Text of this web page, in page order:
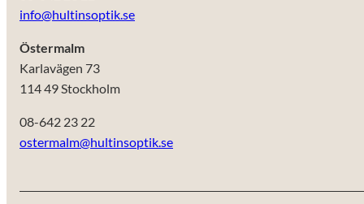
info@hultinsoptik.se
Östermalm
Karlavägen 73
114 49 Stockholm
08-642 23 22
ostermalm@hultinsoptik.se
går inte att